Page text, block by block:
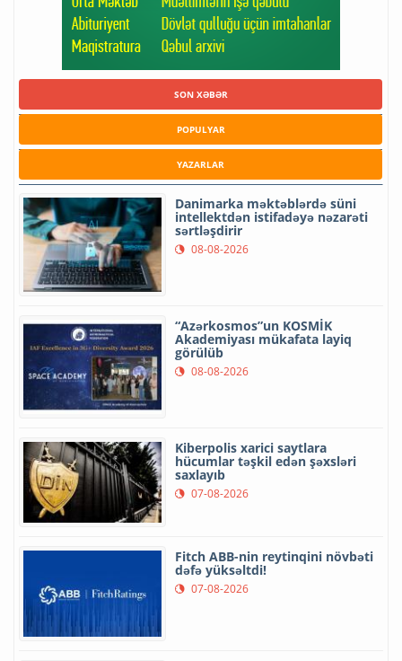
SON XƏBƏR
POPULYAR
YAZARLAR
Danimarka məktəblərdə süni
intellektdən istifadəyə nəzarəti
sərtləşdirir
08-08-2026
“Azərkosmos”un KOSMİK
Akademiyası mükafata layiq
görülüb
08-08-2026
Kiberpolis xarici saytlara
hücumlar təşkil edən şəxsləri
saxlayıb
07-08-2026
Fitch ABB-nin reytinqini növbəti
dəfə yüksəltdi!
07-08-2026